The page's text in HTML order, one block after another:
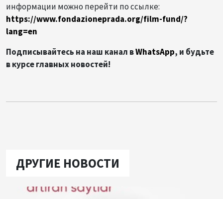
информации можно перейти по ссылке:
https://www.fondazioneprada.org/film-fund/?
lang=en
Подписывайтесь на наш канал вWhatsApp, и будьте
в курсе главных новостей!
ДРУГИЕ НОВОСТИ